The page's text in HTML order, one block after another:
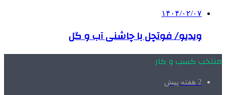
۱۴۰۴/۰۲/۰۷
ویدیو/ فوتچل با چاشنی آب و گل
منتخب کسب و کار
2 هفته پیش